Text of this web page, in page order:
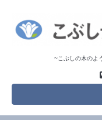
~こぶしの木のよ